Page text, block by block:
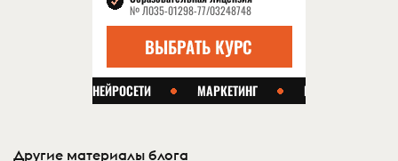
Другие материалы блога